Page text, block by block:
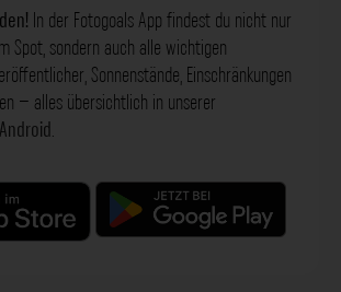
In der Fotogoals App findest du nicht nur
Spot, sondern auch alle wichtigen
Sonnenstände, Einschränkungen
– alles übersichtlich in unserer
Android.